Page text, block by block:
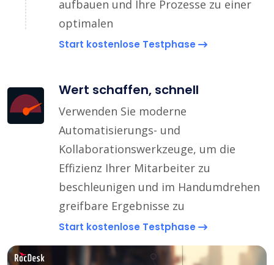
aufbauen und Ihre Prozesse zu einer
optimalen
Start kostenlose Testphase
Wert schaffen, schnell
Verwenden Sie moderne
Automatisierungs- und
Kollaborationswerkzeuge, um die
Effizienz Ihrer Mitarbeiter zu
beschleunigen und im Handumdrehen
greifbare Ergebnisse zu
Start kostenlose Testphase